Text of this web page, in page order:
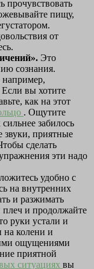
прочувствовать
пищу,
от
Это
сознания.
например,
вы хотите
как на этот
. Ощутите
забилось
звуки, приятные
сделать
эти надо
удобно с
на внутренних
и разжимать
и продолжайте
руки устали и
на колени и
ощущениями
приятной
ситуациях вы